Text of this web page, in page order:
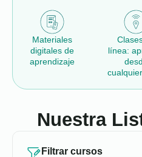
Nuestra
Materiales
digitales de
aprendizaje
línea:
Filtrar cursos